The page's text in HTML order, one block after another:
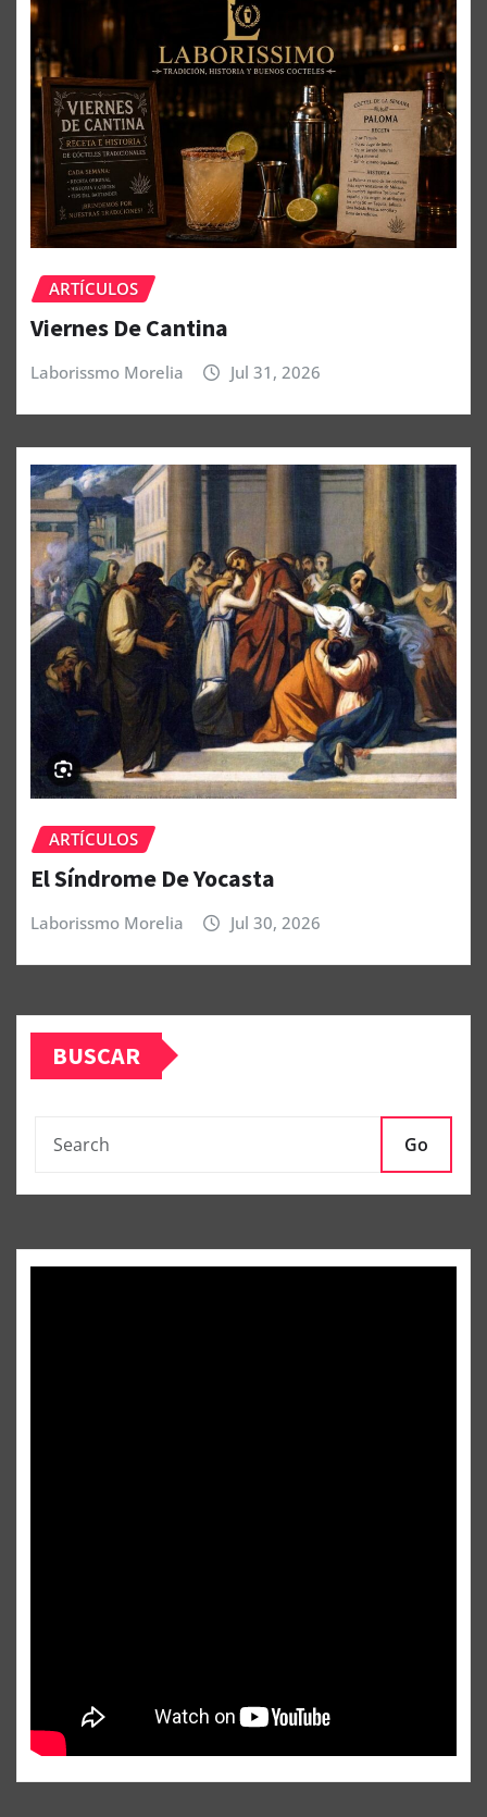
ARTÍCULOS
Viernes De Cantina
Laborissmo Morelia Jul 31, 2026
ARTÍCULOS
El Síndrome De Yocasta
Laborissmo Morelia Jul 30, 2026
BUSCAR
Go